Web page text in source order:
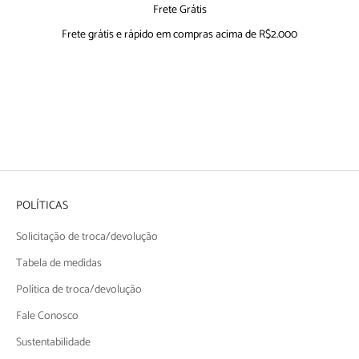
Frete Grátis
Frete grátis e rápido em compras acima de R$2.000
POLÍTICAS
Solicitação de troca/devolução
Tabela de medidas
Política de troca/devolução
Fale Conosco
Sustentabilidade